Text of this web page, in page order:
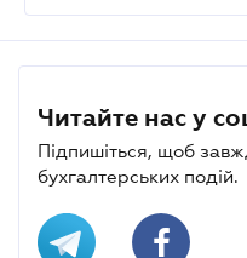
Читайте нас у
Підпишіться, щоб
бухгалтерських подій.